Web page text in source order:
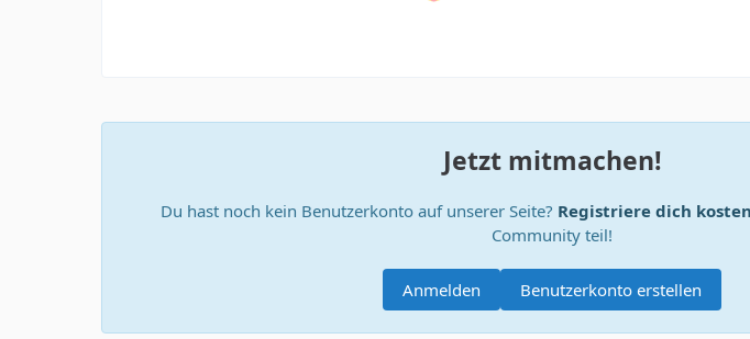
Jetzt mitmachen!
Du hast noch kein Benutzerkonto auf unserer Seite? Registriere dich
Community teil!
Benutzerkonto erstellen
Anmelden